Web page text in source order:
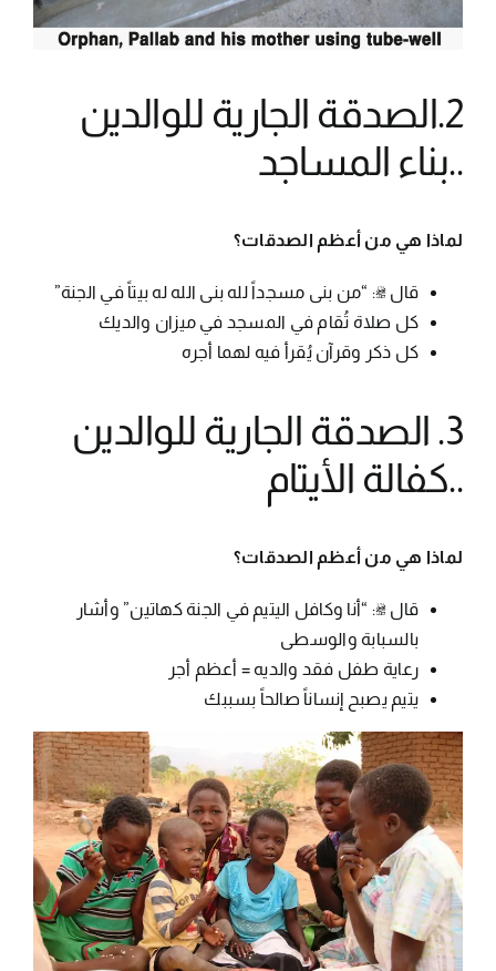
2.الصدقة الجارية للوالدين
..بناء المساجد
لماذا هي من أعظم الصدقات؟
قال ﷺ: “من بنى مسجداً لله بنى الله له بيتاً في الجنة”
كل صلاة تُقام في المسجد في ميزان والديك
كل ذكر وقرآن يُقرأ فيه لهما أجره
3. الصدقة الجارية للوالدين
..كفالة الأيتام
لماذا هي من أعظم الصدقات؟
قال ﷺ: “أنا وكافل اليتيم في الجنة كهاتين” وأشار
بالسبابة والوسطى
رعاية طفل فقد والديه = أعظم أجر
يتيم يصبح إنساناً صالحاً بسببك